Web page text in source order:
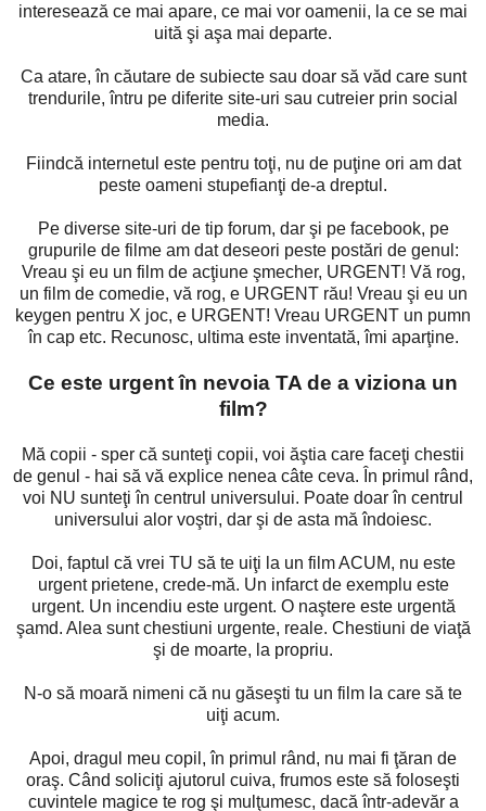
interesează ce mai apare, ce mai vor oamenii, la ce se mai
uită şi aşa mai departe.
Ca atare, în căutare de subiecte sau doar să văd care sunt
trendurile, întru pe diferite site-uri sau cutreier prin social
media.
Fiindcă internetul este pentru toţi, nu de puţine ori am dat
peste oameni stupefianţi de-a dreptul.
Pe diverse site-uri de tip forum, dar şi pe facebook, pe
grupurile de filme am dat deseori peste postări de genul:
Vreau şi eu un film de acţiune şmecher, URGENT! Vă rog,
un film de comedie, vă rog, e URGENT rău! Vreau şi eu un
keygen pentru X joc, e URGENT! Vreau URGENT un pumn
în cap etc. Recunosc, ultima este inventată, îmi aparţine.
Ce este urgent în nevoia TA de a viziona un
film?
Mă copii - sper că sunteţi copii, voi ăştia care faceţi chestii
de genul - hai să vă explice nenea câte ceva. În primul rând,
voi NU sunteţi în centrul universului. Poate doar în centrul
universului alor voştri, dar şi de asta mă îndoiesc.
Doi, faptul că vrei TU să te uiţi la un film ACUM, nu este
urgent prietene, crede-mă. Un infarct de exemplu este
urgent. Un incendiu este urgent. O naştere este urgentă
şamd. Alea sunt chestiuni urgente, reale. Chestiuni de viaţă
şi de moarte, la propriu.
N-o să moară nimeni că nu găseşti tu un film la care să te
uiţi acum.
Apoi, dragul meu copil, în primul rând, nu mai fi ţăran de
oraş. Când soliciţi ajutorul cuiva, frumos este să foloseşti
cuvintele magice te rog şi mulţumesc, dacă într-adevăr a